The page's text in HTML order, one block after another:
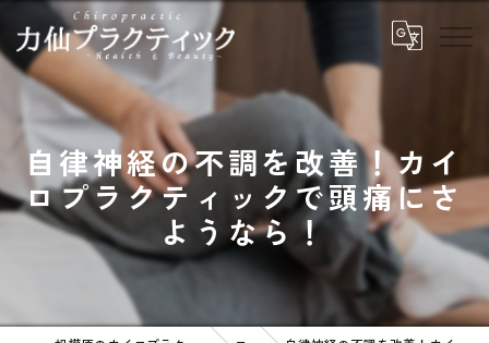
自律神経の不調を改善！カイ
ロプラクティックで頭痛にさ
ようなら！